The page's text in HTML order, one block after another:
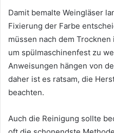
Damit bemalte Weingläser
Fixierung der Farbe
müssen nach dem
um spülmaschinenfest zu
Anweisungen hängen von
daher ist es ratsam, die
beachten.
Auch die Reinigung sollte